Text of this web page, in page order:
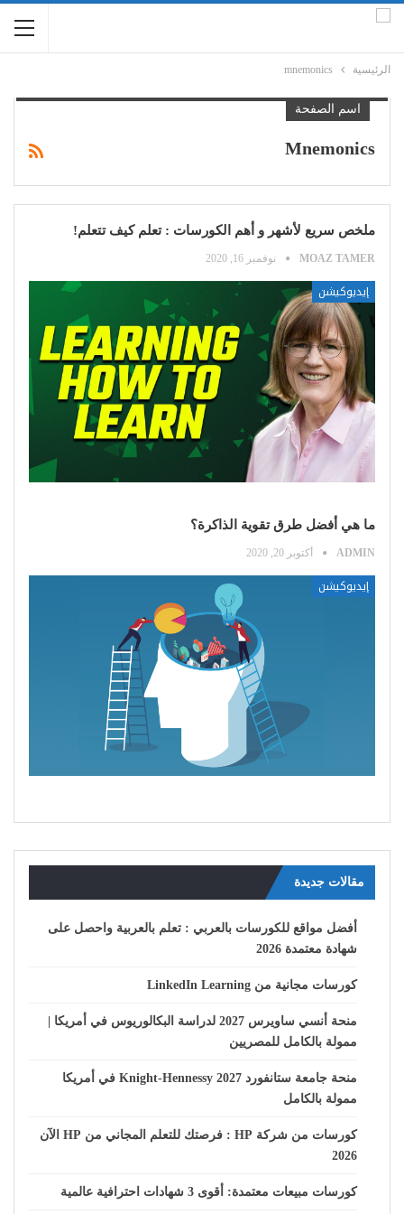
الرئيسية mnemonics
اسم الصفحة
Mnemonics
ملخص سريع لأشهر و أهم الكورسات : تعلم كيف تتعلم!
MOAZ TAMER نوفمبر 16, 2020
إيديوكيشن
ما هي أفضل طرق تقوية الذاكرة؟
ADMIN أكتوبر 20, 2020
إيديوكيشن
مقالات جديدة
أفضل مواقع للكورسات بالعربي : تعلم بالعربية واحصل على
شهادة معتمدة 2026
كورسات مجانية من LinkedIn Learning
منحة أنسي ساويرس 2027 لدراسة البكالوريوس في أمريكا |
ممولة بالكامل للمصريين
منحة جامعة ستانفورد Knight-Hennessy 2027 في أمريكا
ممولة بالكامل
كورسات من شركة HP : فرصتك للتعلم المجاني من HP الآن
2026
كورسات مبيعات معتمدة: أقوى 3 شهادات احترافية عالمية